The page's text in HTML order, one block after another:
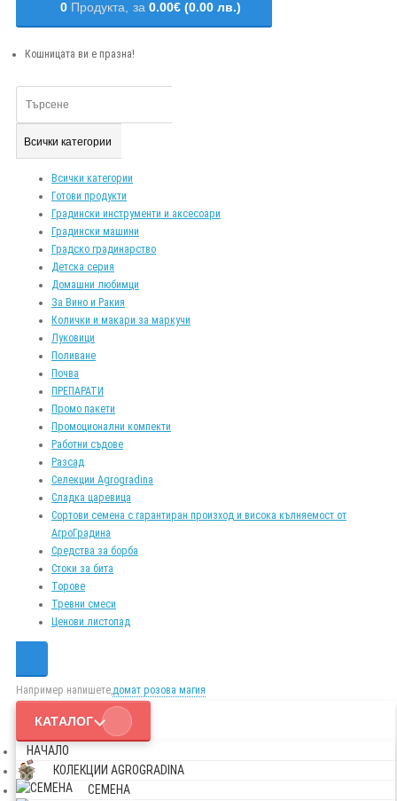
0 Продукта, за 0.00€ (0.00 лв.)
Кошницата ви е празна!
Всички категории
Всички категории
Готови продукти
Градински инструменти и аксесоари
Градински машини
Градско градинарство
Детска серия
Домашни любимци
За Вино и Ракия
Колички и макари за маркучи
Луковици
Поливане
Почва
ПРЕПАРАТИ
Промо пакети
Промоционални компекти
Работни съдове
Разсад
Селекции Agrogradina
Сладка царевица
Сортови семена с гарантиран произход и висока кълняемост от
АгроГрадина
Средства за борба
Стоки за бита
Торове
Тревни смеси
Ценови листопад
Например напишете,домат розова магия
КАТАЛОГ
НАЧАЛО
КОЛЕКЦИИ AGROGRADINA
СЕМЕНА